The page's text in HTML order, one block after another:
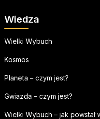
Wiedza
Wielki Wybuch
Kosmos
Planeta – czym jest?
Gwiazda – czym jest?
Wielki Wybuch – jak powstał